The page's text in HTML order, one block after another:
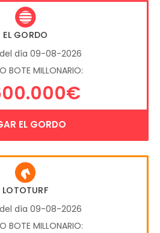
EL GORDO
día 09-08-2026
BOTE MILLONARIO:
EL GORDO
LOTOTURF
día 09-08-2026
BOTE MILLONARIO: